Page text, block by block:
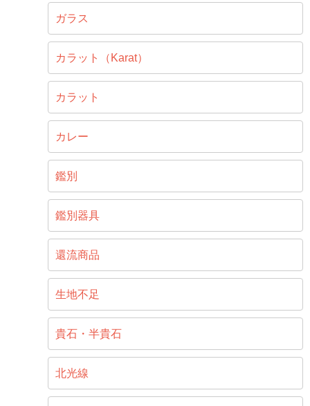
ガラス
カラット（Karat）
カラット
カレー
鑑別
鑑別器具
還流商品
生地不足
貴石・半貴石
北光線